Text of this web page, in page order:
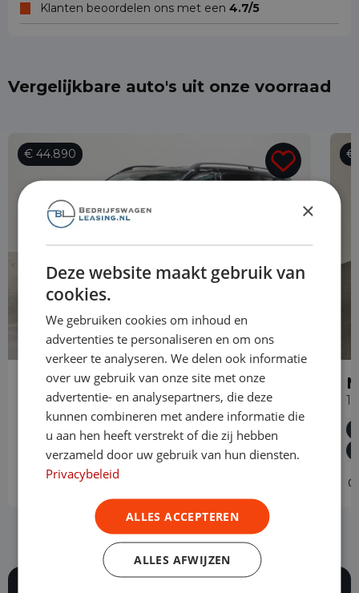
Klanten beoordelen ons met een 4.7/5
Vergelijkbare auto's uit onze voorraad
€ 44.890
Mercedes-Benz Vito
114 CDI L2 Select Dubbele Cabine
Automaat 67.433 km
2024
Asten
L2H1
Operational lease
€
×
Deze website maakt gebruik van
cookies.
We gebruiken cookies om inhoud en
advertenties te personaliseren en om ons
verkeer te analyseren. We delen ook informatie
over uw gebruik van onze site met onze
advertentie- en analysepartners, die deze
kunnen combineren met andere informatie die
u aan hen heeft verstrekt of die zij hebben
verzameld door uw gebruik van hun diensten.
Privacybeleid
ALLES ACCEPTEREN
ALLES AFWIJZEN